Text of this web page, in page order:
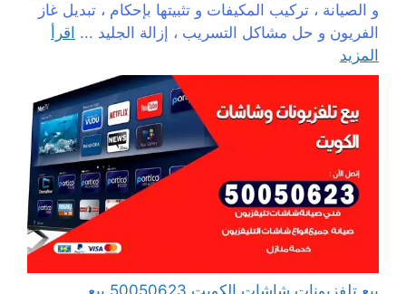
و الصيانة ، تركيب المكيفات و تثبيتها بإحكام ، تبديل غاز
الفريون و حل مشاكل التسريب ، إزالة الجليد ... اقرأ
المزيد
بيع تلفزيونات شاشات الكويت 50050623 بيع